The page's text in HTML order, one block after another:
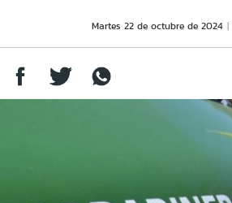
Martes 22 de octubre de 2024